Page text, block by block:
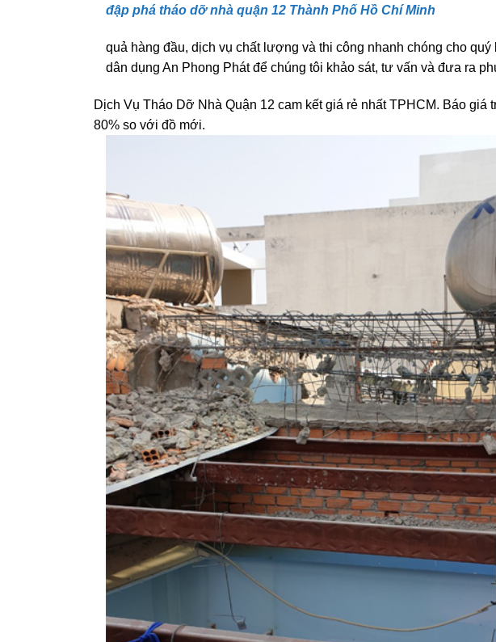
đập phá tháo dỡ nhà quận 12 Thành Phố Hồ Chí Minh
quả hàng đầu, dịch vụ chất lượng và thi công nhanh chóng cho quý
dân dụng An Phong Phát để chúng tôi khảo sát, tư vấn và đưa ra
Dịch Vụ Tháo Dỡ Nhà Quận 12 cam kết giá rẻ nhất TPHCM. Báo giá